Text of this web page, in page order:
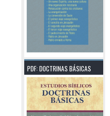
PDF: DOCTRINAS BÁSICAS